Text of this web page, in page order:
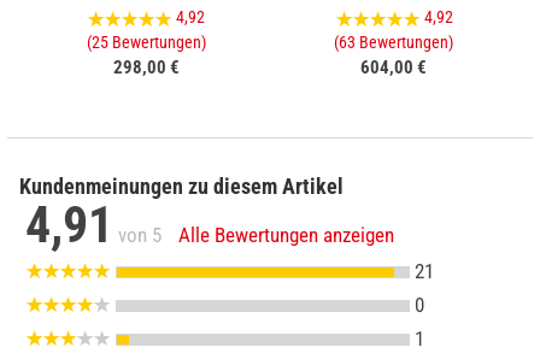
4,92
(25 Bewertungen)
298,00 €
4,92
(63 Bewertungen)
604,00 €
Kundenmeinungen zu diesem Artikel
4,91 von 5
Alle Bewertungen anzeigen
21
0
1